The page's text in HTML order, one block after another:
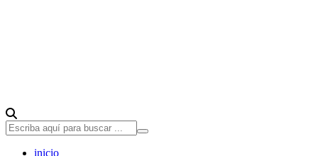
inicio